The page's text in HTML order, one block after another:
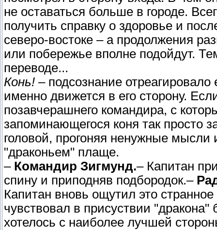
не оставаться больше в городе.
получить справку о здоровье и
северо-востоке – а продолжения
или побережье вполне подойдут.
переводе...
Конь! – подсознание
именно движется в его сторону.
позавчерашнего командира, с
запоминающегося коня так просто
головой, прогоняя ненужные
"драконьем" плаще.
– Командир Зигмунд.– Капитан
спину и приподняв подбородок.–
Капитан вновь ощутил это
чувствовал в присуствии
хотелось с наиболее лучшей